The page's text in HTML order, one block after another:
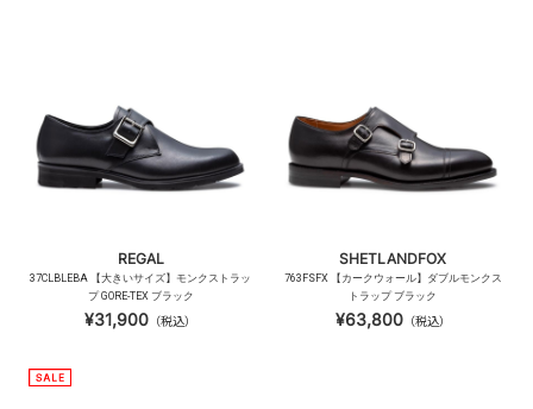
REGAL
37CLBLEBA 【大きいサイズ】モンクストラッ
プ GORE-TEX ブラック
¥31,900 （税込）
SHETLANDFOX
763FSFX 【カークウォール】ダブルモンクス
トラップ ブラック
¥63,800（税込）